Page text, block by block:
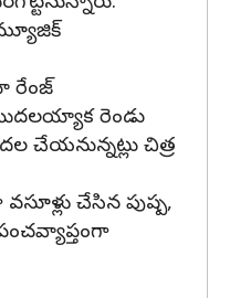
రేంజ్
రెండు
చేయనున్నట్లు చిత్ర
చేసిన పుష్ప,